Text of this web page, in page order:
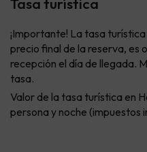
Tasa turística
¡Importante! La tasa
precio final de la reserva, es
recepción el día de llegada.
tasa.
Valor de la tasa turística en
persona y noche (impuestos